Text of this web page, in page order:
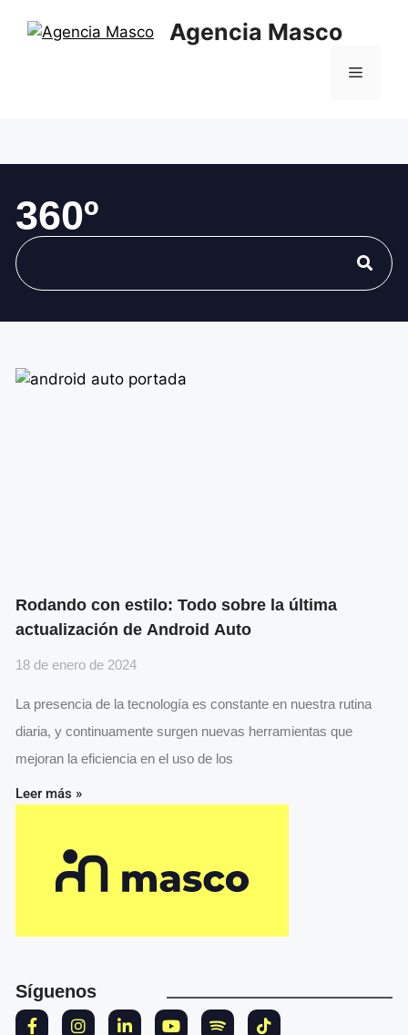
Agencia Masco
360º
Rodando con estilo: Todo sobre la última
actualización de Android Auto
18 de enero de 2024
La presencia de la tecnología es constante en nuestra rutina
diaria, y continuamente surgen nuevas herramientas que
mejoran la eficiencia en el uso de los
Leer más »
Síguenos